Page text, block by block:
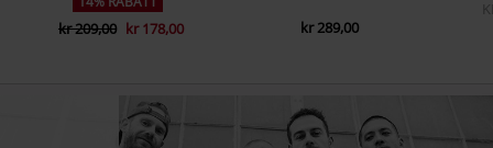
kr 209,00 kr 178,00 kr 289,00